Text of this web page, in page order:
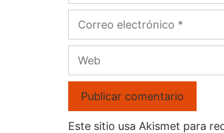
Este sitio usa Akismet para